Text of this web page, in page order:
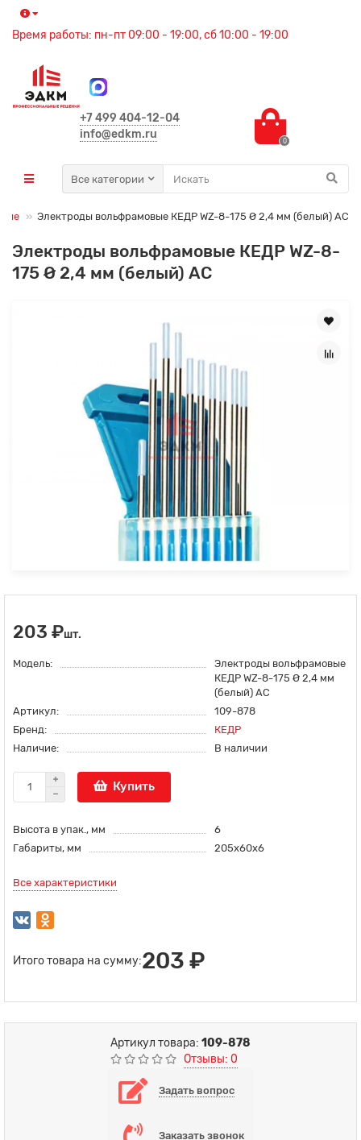
Время работы: пн-пт 09:00 - 19:00, сб 10:00 - 19:00
+7 499 404-12-04
info@edkm.ru
0
Все категории
Электроды вольфрамовые КЕДР WZ-8-175 Ø 2,4 мм (белый) AC
Электроды вольфрамовые КЕДР WZ-8-
175 Ø 2,4 мм (белый) AC
203 ₽шт.
Модель:
Электроды вольфрамовые
КЕДР WZ-8-175 Ø 2,4 мм
(белый) AC
Артикул:
109-878
Бренд:
КЕДР
Наличие:
В наличии
Купить
Высота в упак., мм
6
Габариты, мм
205х60х6
Все характеристики
Итого товара на сумму:203 ₽
Артикул товара: 109-878
Отзывы: 0
Задать вопрос
Заказать звонок